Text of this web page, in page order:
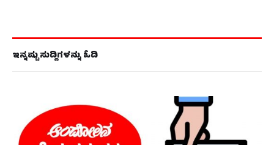
ಇನ್ನಷ್ಟು ಸುದ್ದಿಗಳನ್ನು ಓದಿ